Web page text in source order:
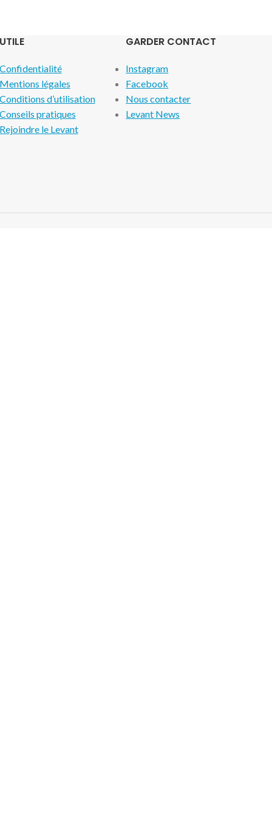
UTILE
Confidentialité
Mentions légales
Conditions d’utilisation
Conseils pratiques
Rejoindre le Levant
GARDER CONTACT
Instagram
Facebook
Nous contacter
Levant News